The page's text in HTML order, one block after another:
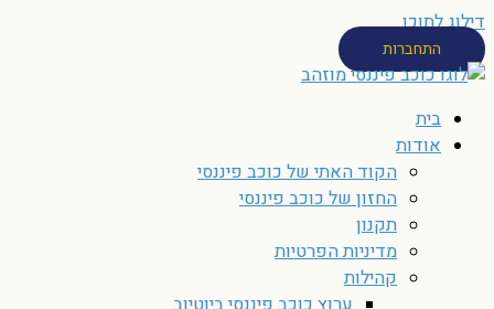
דילוג לתוכן
התחברות
בית
אודות
הקוד האתי של כוכב פיננסי
החזון של כוכב פיננסי
תקנון
מדיניות הפרטיות
קהילות